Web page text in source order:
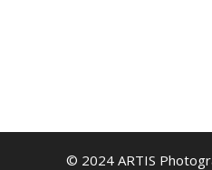
© 2024 ARTIS